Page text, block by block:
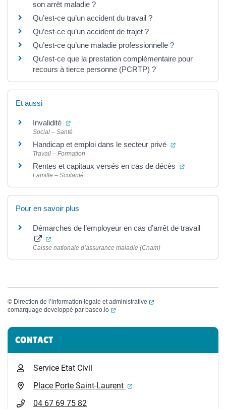
son arrêt maladie ?
Qu’est-ce qu’un accident du travail ?
Qu’est-ce qu’un accident de trajet ?
Qu’est-ce qu’une maladie professionnelle ?
Qu’est-ce que la prestation complémentaire pour
recours à tierce personne (PCRTP) ?
Et aussi
Invalidité (ouverture dans un nouvel onglet)
Social – Santé
Handicap et emploi dans le secteur privé (ouverture
Travail – Formation
Rentes et capitaux versés en cas de décès (ouverture
Famille – Scolarité
Pour en savoir plus
Démarches de l’employeur en cas d’arrêt de travail
(ouverture dans un nouvel onglet)
Caisse nationale d’assurance maladie (Cnam)
© Direction de l’information légale et administrative
(ouverture dans un
comarquage developpé par baseo.io (ouverture dans un nouvel onglet)
Informations complémentaires
CONTACT
Service Etat Civil
Place Porte Saint-Laurent
(ouverture dans un
04 67 69 75 82